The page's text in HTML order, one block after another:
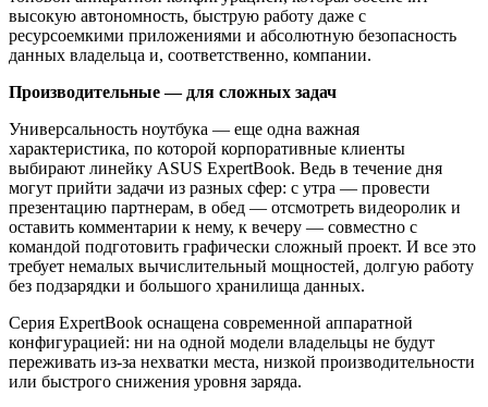
высокую автономность, быструю работу даже с
ресурсоемкими приложениями и абсолютную безопасность
данных владельца и, соответственно, компании.
Производительные — для сложных задач
Универсальность ноутбука — еще одна важная
характеристика, по которой корпоративные клиенты
выбирают линейку ASUS ExpertBook. Ведь в течение дня
могут прийти задачи из разных сфер: с утра — провести
презентацию партнерам, в обед — отсмотреть видеоролик и
оставить комментарии к нему, к вечеру — совместно с
командой подготовить графически сложный проект. И все это
требует немалых вычислительный мощностей, долгую работу
без подзарядки и большого хранилища данных.
Серия ExpertBook оснащена современной аппаратной
конфигурацией: ни на одной модели владельцы не будут
переживать из-за нехватки места, низкой производительности
или быстрого снижения уровня заряда.